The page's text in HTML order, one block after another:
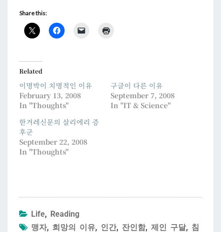
Share this:
Related
이명박이 치명적인 이유
February 13, 2008
In "Thoughts"
구글이 다른 이유
September 7, 2008
In "IT & Science"
한겨레신문의 살리에리 증
후군
September 22, 2008
In "Thoughts"
Life, Reading
맹자, 희망의 이유, 인간, 잔인함, 제인 구달, 침